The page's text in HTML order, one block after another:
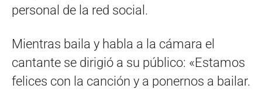
personal de la red social.
Mientras baila y habla a la cámara el
cantante se dirigió a su público: «Estamos
felices con la canción y a ponernos a bailar.